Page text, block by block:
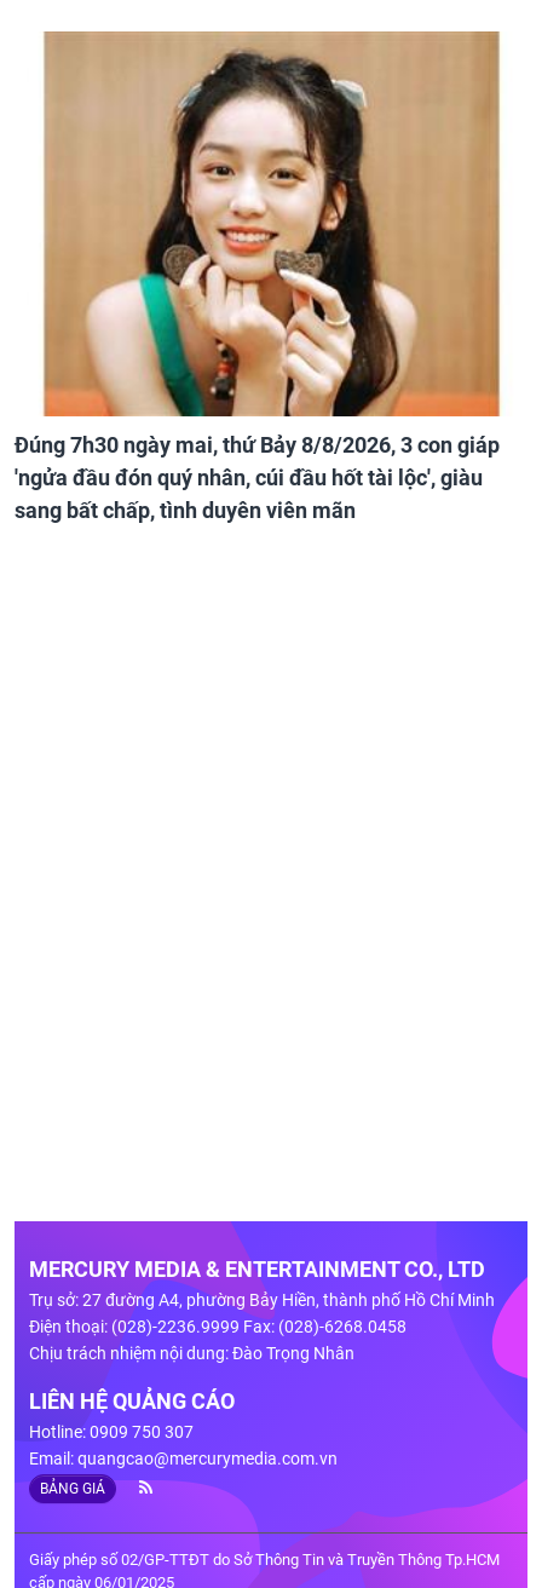
Đúng 7h30 ngày mai, thứ Bảy 8/8/2026, 3 con giáp
'ngửa đầu đón quý nhân, cúi đầu hốt tài lộc', giàu
sang bất chấp, tình duyên viên mãn
MERCURY MEDIA & ENTERTAINMENT CO., LTD
Trụ sở: 27 đường A4, phường Bảy Hiền, thành phố Hồ Chí Minh
Điện thoại: (028)-2236.9999 Fax: (028)-6268.0458
Chịu trách nhiệm nội dung: Đào Trọng Nhân
LIÊN HỆ QUẢNG CÁO
Hotline: 0909 750 307
Email:quangcao@mercurymedia.com.vn
BẢNG GIÁ
Giấy phép số 02/GP-TTĐT do Sở Thông Tin và Truyền Thông Tp.HCM
cấp ngày 06/01/2025